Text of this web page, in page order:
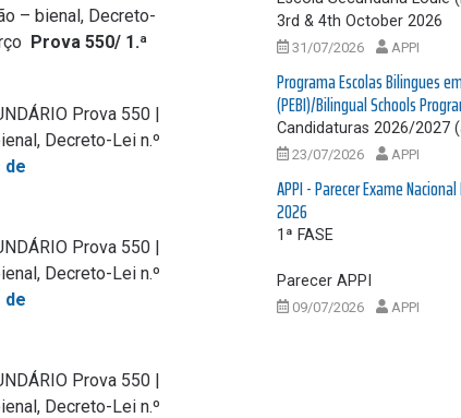
– bienal, Decreto-
Prova 550/ 1.ª
Prova 550 |
Decreto-Lei n.º
de
Prova 550 |
Decreto-Lei n.º
de
Prova 550 |
Decreto-Lei n.º
3rd & 4th October 2026
31/07/2026 APPI
Programa Escolas Bilingues
(PEBI)/Bilingual Schools
Candidaturas 2026/2027
23/07/2026 APPI
APPI - Parecer Exame
2026
1ª FASE
Parecer APPI
09/07/2026 APPI